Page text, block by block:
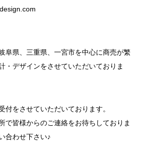
阜県、三重県、一宮市を中心に商売が繁
・デザインをさせていただいておりま
付をさせていただいております。
で皆様からのご連絡をお待ちしておりま
合わせ下さい♪